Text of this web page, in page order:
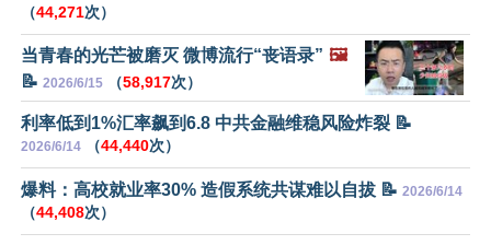
（44,271次）
当青春的光芒被磨灭 微博流行“丧语录” 🖼️
📝 2026/6/15 （58,917次）
利率低到1%汇率飙到6.8 中共金融维稳风险炸裂 📝
2026/6/14 （44,440次）
爆料：高校就业率30% 造假系统共谋难以自拔 📝 2026/6/14
（44,408次）